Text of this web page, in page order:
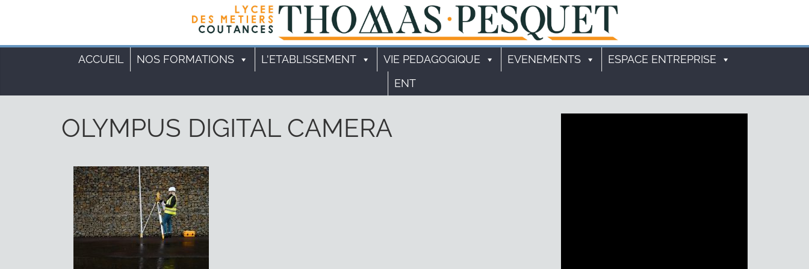
ACCUEIL NOS FORMATIONS L'ETABLISSEMENT VIE PEDAGOGIQUE EVENEMENTS
ESPACE ENTREPRISE
ENT
OLYMPUS DIGITAL CAMERA